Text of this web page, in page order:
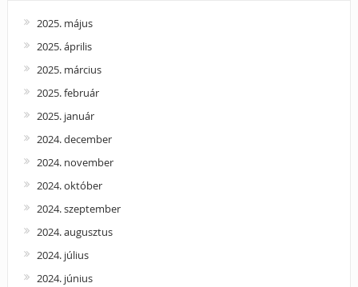
2025. május
2025. április
2025. március
2025. február
2025. január
2024. december
2024. november
2024. október
2024. szeptember
2024. augusztus
2024. július
2024. június